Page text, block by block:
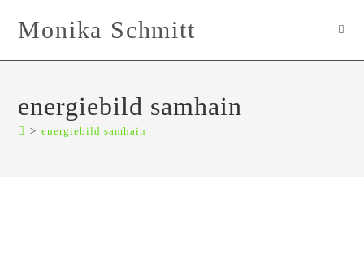
InhaltMonika Schmitt
energiebild samhain
> energiebild samhain